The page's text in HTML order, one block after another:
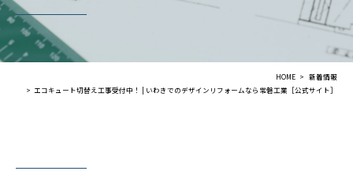
HOME
新着情報
エコキュート切替え工事受付中！ | いわきでのデザインリフォームなら常磐工業［公式サイト］